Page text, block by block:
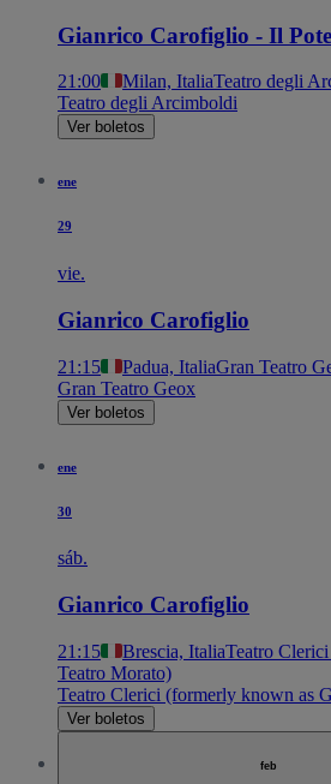
Gianrico Carofiglio - Il
21:00 Milan, ItaliaTeatro degli
Teatro degli Arcimboldi
Ver boletos
ene
29
vie.
Gianrico Carofiglio
21:15 Padua, ItaliaGran Teatro
Gran Teatro Geox
Ver boletos
ene
30
sáb.
Gianrico Carofiglio
21:15 Brescia, ItaliaTeatro
Teatro Morato)
Teatro Clerici (formerly known as
Ver boletos
feb